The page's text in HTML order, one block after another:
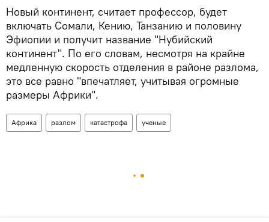
Новый континент, считает профессор, будет
включать Сомали, Кению, Танзанию и половину
Эфиопии и получит название "Нубийский
континент". По его словам, несмотря на крайне
медленную скорость отделения в районе разлома,
это все равно "впечатляет, учитывая огромные
размеры Африки".
Африка разлом катастрофа ученые